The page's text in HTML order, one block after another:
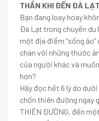
THẦN KHI ĐẾN ĐÀ LẠT
Bạn đang loay hoay
Đà Lạt trong chuyến
một địa điểm “sống
chán với những thước
của người khác và
hơn?
Hãy đọc hết 6 lý do
chốn thiên đường ngay
THIÊN ĐƯỜNG, đến